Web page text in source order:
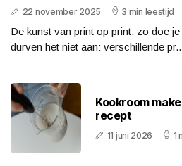
22 november 2025 3 min leestijd
De kunst van print op print: zo doe
durven het niet aan: verschillende
Kookroom
recept
11 juni 2026 1